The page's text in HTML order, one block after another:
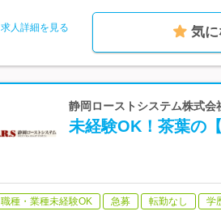
求人詳細を見る 気
静岡ローストシステム株式
未経験OK！茶葉の
職種・業種未経験OK 急募 転勤なし 学